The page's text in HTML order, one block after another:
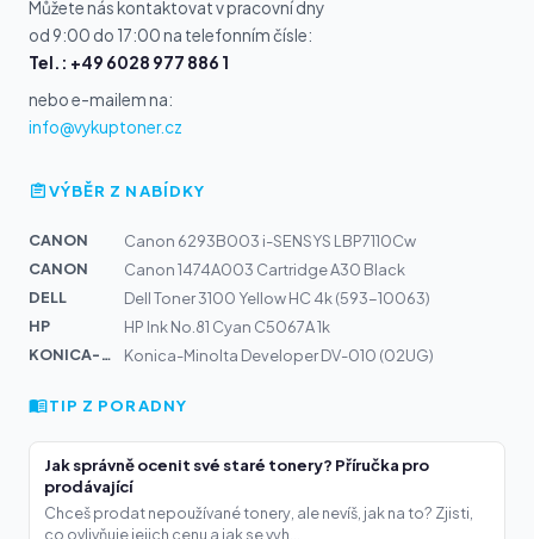
Můžete nás kontaktovat v pracovní dny
od 9:00 do 17:00 na telefonním čísle:
Tel.: +49 6028 977 886 1
nebo e-mailem na:
info@vykuptoner.cz
VÝBĚR Z NABÍDKY
CANON
Canon 6293B003 i-SENSYS LBP7110Cw
CANON
Canon 1474A003 Cartridge A30 Black
DELL
Dell Toner 3100 Yellow HC 4k (593-10063)
HP
HP Ink No.81 Cyan C5067A 1k
KONICA-MIN...
Konica-Minolta Developer DV-010 (02UG)
TIP Z PORADNY
Jak správně ocenit své staré tonery? Příručka pro
prodávající
Chceš prodat nepoužívané tonery, ale nevíš, jak na to? Zjisti,
co ovlivňuje jejich cenu a jak se vyh...